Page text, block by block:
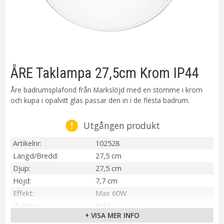
ÅRE Taklampa 27,5cm Krom IP44
Åre badrumsplafond från Markslöjd med en stomme i krom
och kupa i opalvitt glas passar den in i de flesta badrum.
Utgången produkt
Artikelnr
102528
Längd/Bredd
27,5 cm
Djup
27,5 cm
Höjd
7,7 cm
Effekt
Max 60W
IP-klass
IP44
Krom
+ VISA MER INFO